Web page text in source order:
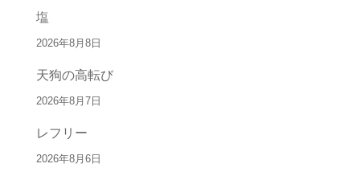
塩
2026年8月8日
天狗の高転び
2026年8月7日
レフリー
2026年8月6日